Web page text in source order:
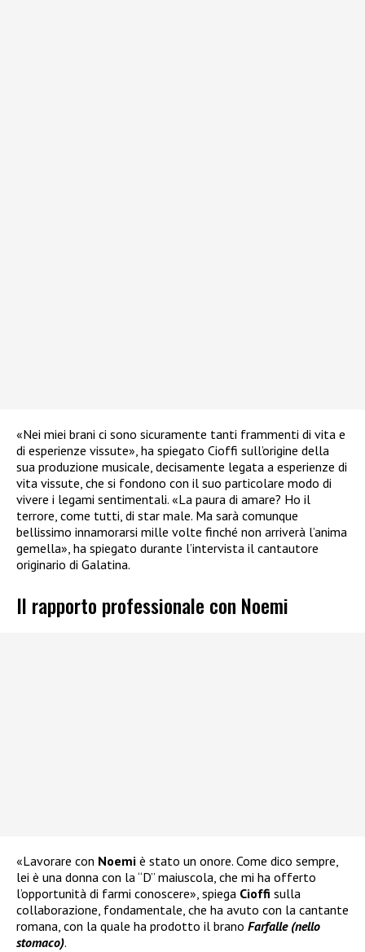
«Nei miei brani ci sono sicuramente tanti frammenti di vita e
di esperienze vissute», ha spiegato Cioffi sull’origine della
sua produzione musicale, decisamente legata a esperienze di
vita vissute, che si fondono con il suo particolare modo di
vivere i legami sentimentali. «La paura di amare? Ho il
terrore, come tutti, di star male. Ma sarà comunque
bellissimo innamorarsi mille volte finché non arriverà l’anima
gemella», ha spiegato durante l’intervista il cantautore
originario di Galatina.
Il rapporto professionale con Noemi
«Lavorare con Noemi è stato un onore. Come dico sempre,
lei è una donna con la “D” maiuscola, che mi ha offerto
l’opportunità di farmi conoscere», spiega Cioffi sulla
collaborazione, fondamentale, che ha avuto con la cantante
romana, con la quale ha prodotto il brano Farfalle (nello
stomaco).